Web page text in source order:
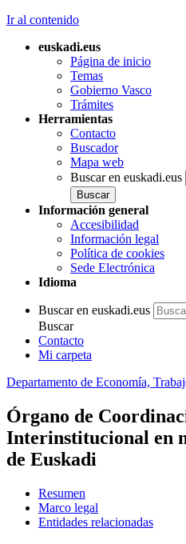
Ir al contenido
euskadi.eus
Página de inicio
Temas
Gobierno Vasco
Trámites
Herramientas
Contacto
Buscador
Mapa web
Buscar en euskadi.eus
Información general
Accesibilidad
Información legal
Política de cookies
Sede Electrónica
Idioma
Buscar en euskadi.eus
Buscar
Contacto
Mi carpeta
Departamento de Economía,
Órgano de
Interinstitucional en
de Euskadi
Resumen
Marco legal
Entidades relacionadas